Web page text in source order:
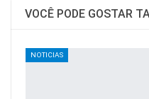
VOCÊ PODE GOSTAR
NOTICIAS